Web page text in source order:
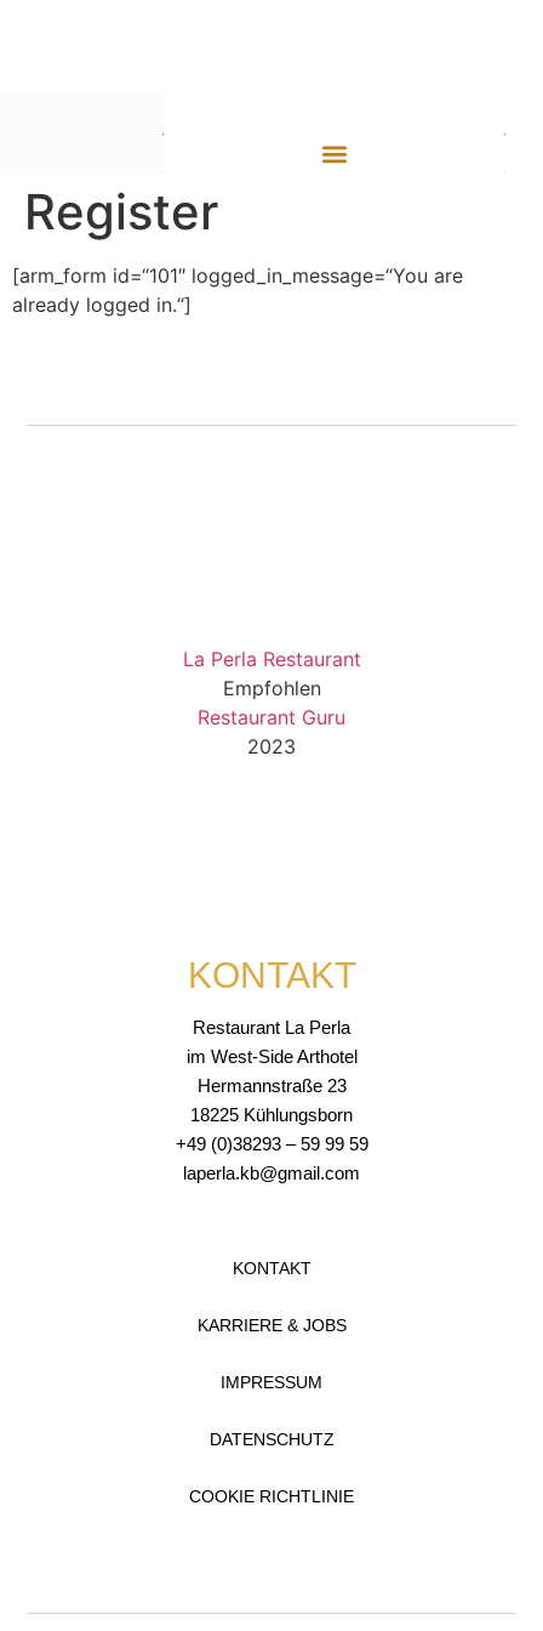
Register
[arm_form id=“101″ logged_in_message=“You are
already logged in.“]
La Perla Restaurant
Empfohlen
Restaurant Guru
2023
KONTAKT
Restaurant La Perla
im West-Side Arthotel
Hermannstraße 23
18225 Kühlungsborn
+49 (0)38293 – 59 99 59
laperla.kb@gmail.com
KONTAKT
KARRIERE & JOBS
IMPRESSUM
DATENSCHUTZ
COOKIE RICHTLINIE